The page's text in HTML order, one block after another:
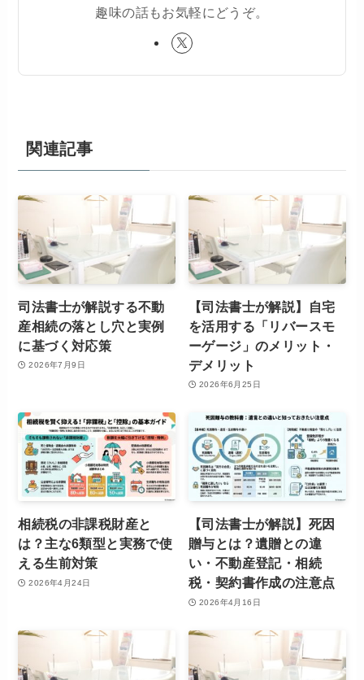
趣味の話もお気軽にどうぞ。
関連記事
司法書士が解説する不動
産相続の落とし穴と実例
に基づく対応策
2026年7月9日
【司法書士が解説】自宅
を活用する「リバースモ
ーゲージ」のメリット・
デメリット
2026年6月25日
相続税の非課税財産と
は？主な6類型と実務で使
える生前対策
2026年4月24日
【司法書士が解説】死因
贈与とは？遺贈との違
い・不動産登記・相続
税・契約書作成の注意点
2026年4月16日